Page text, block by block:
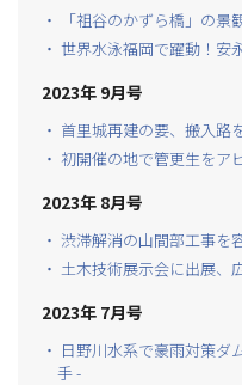
・ 「祖谷のかずら橋」の景
・ 世界水泳福岡で躍動！安
2023年 9月号
・ 首里城再建の要、搬入路
・ 初開催の地で管更生をア
2023年 8月号
・ 渋滞解消の山間部工事を
・ 土木技術展示会に出展、
2023年 7月号
・ 日野川水系で豪雨対策
手 -